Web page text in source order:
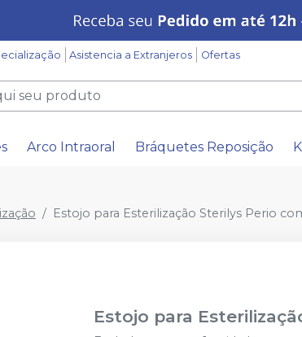
Asistencia a Extranjeros Ofertas
Arco Intraoral Bráquetes Reposição
Estojo para Esterilização Sterilys Perio
Estojo para